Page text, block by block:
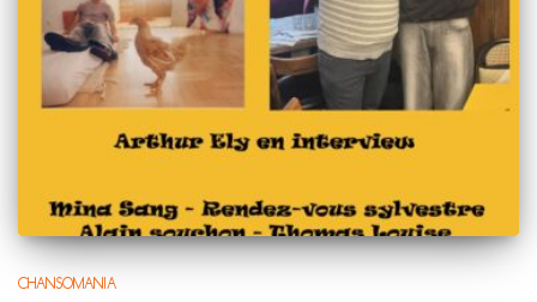
CHANSOMANIA